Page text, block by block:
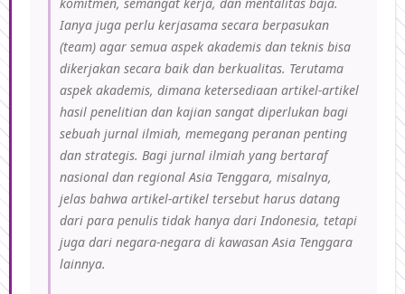
Ianya juga perlu kerjasama secara berpasukan
(team) agar semua aspek akademis dan teknis bisa
dikerjakan secara baik dan berkualitas. Terutama
aspek akademis, dimana ketersediaan artikel-artikel
hasil penelitian dan kajian sangat diperlukan bagi
sebuah jurnal ilmiah, memegang peranan penting
dan strategis. Bagi jurnal ilmiah yang bertaraf
nasional dan regional Asia Tenggara, misalnya,
jelas bahwa artikel-artikel tersebut harus datang
dari para penulis tidak hanya dari Indonesia, tetapi
juga dari negara-negara di kawasan Asia Tenggara
lainnya.